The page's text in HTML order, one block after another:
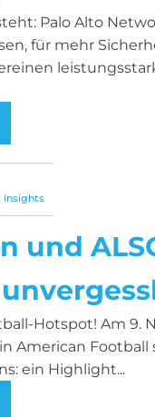
Palo Alto
für mehr
Insights
und
Hotspot! Am 9.
American
ein Highlight...